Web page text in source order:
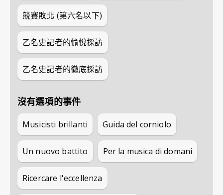
競賽敗北 (第六名以下)
乙名史記者的愉悅採訪
乙名史記者的徹底採訪
沒有選項的事件
Musicisti brillanti Guida del corniolo
Un nuovo battito Per la musica di domani
Ricercare l'eccellenza